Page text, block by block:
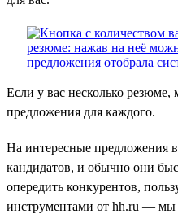
Если у вас несколько
предложения для каждого.
На интересные предложения
кандидатов, и обычно они
опередить конкурентов,
инструментами от hh.ru — мы